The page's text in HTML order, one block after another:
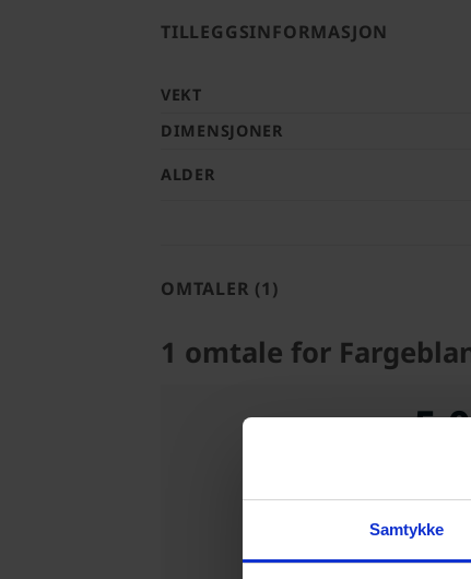
Samtykke
TILLEGGSINFORMASJON
VEKT
DIMENSJONER
ALDER
OMTALER (1)
1 omtale for
5,0
Skriv en